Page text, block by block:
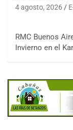
4 agosto, 2026
RMC Buenos
Invierno en el